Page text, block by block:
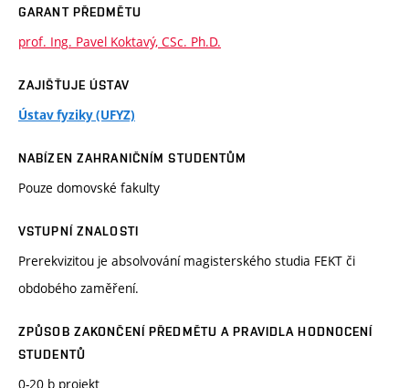
GARANT PŘEDMĚTU
prof. Ing. Pavel Koktavý, CSc. Ph.D.
ZAJIŠŤUJE ÚSTAV
Ústav fyziky (UFYZ)
NABÍZEN ZAHRANIČNÍM STUDENTŮM
Pouze domovské fakulty
VSTUPNÍ ZNALOSTI
Prerekvizitou je absolvování magisterského studia FEKT či
obdobého zaměření.
ZPŮSOB ZAKONČENÍ PŘEDMĚTU A PRAVIDLA HODNOCENÍ
STUDENTŮ
0-20 b projekt